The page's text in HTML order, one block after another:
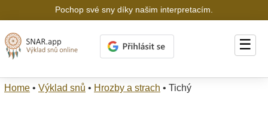
Pochop své sny díky našim interpretacím.
☰
Home • Výklad snů • Hrozby a strach • Tichý